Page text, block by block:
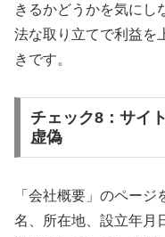
きるかどうかを気にし
法な取り立てで利益を
きです。
チェック8：サイ
虚偽
「会社概要」のペー
名、所在地、設立年月